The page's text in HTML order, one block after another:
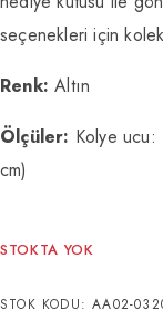
seçenekleri için
Renk: Altın
Ölçüler: Kolye
cm)
STOKTA YOK
STOK KODU:AA02-